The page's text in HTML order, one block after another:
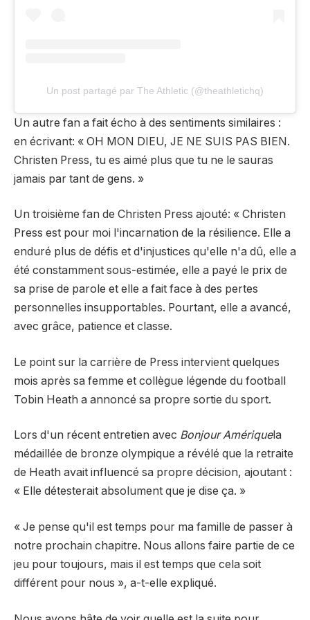
Un post partagé par The Athletic (@theathletichq)
Un autre fan a fait écho à des sentiments similaires :
en écrivant: « OH MON DIEU, JE NE SUIS PAS BIEN.
Christen Press, tu es aimé plus que tu ne le sauras
jamais par tant de gens. »
Un troisième fan de Christen Press ajouté: « Christen
Press est pour moi l'incarnation de la résilience. Elle a
enduré plus de défis et d'injustices qu'elle n'a dû, elle a
été constamment sous-estimée, elle a payé le prix de
sa prise de parole et elle a fait face à des pertes
personnelles insupportables. Pourtant, elle a avancé,
avec grâce, patience et classe.
Le point sur la carrière de Press intervient quelques
mois après sa femme et collègue légende du football
Tobin Heath a annoncé sa propre sortie du sport.
Lors d'un récent entretien avec Bonjour Amériquela
médaillée de bronze olympique a révélé que la retraite
de Heath avait influencé sa propre décision, ajoutant :
« Elle détesterait absolument que je dise ça. »
« Je pense qu'il est temps pour ma famille de passer à
notre prochain chapitre. Nous allons faire partie de ce
jeu pour toujours, mais il est temps que cela soit
différent pour nous », a-t-elle expliqué.